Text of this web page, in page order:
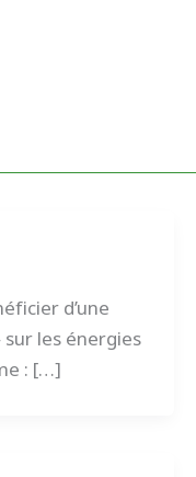
d’une
les énergies
: […]